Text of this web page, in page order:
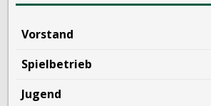
Vorstand
Spielbetrieb
Jugend